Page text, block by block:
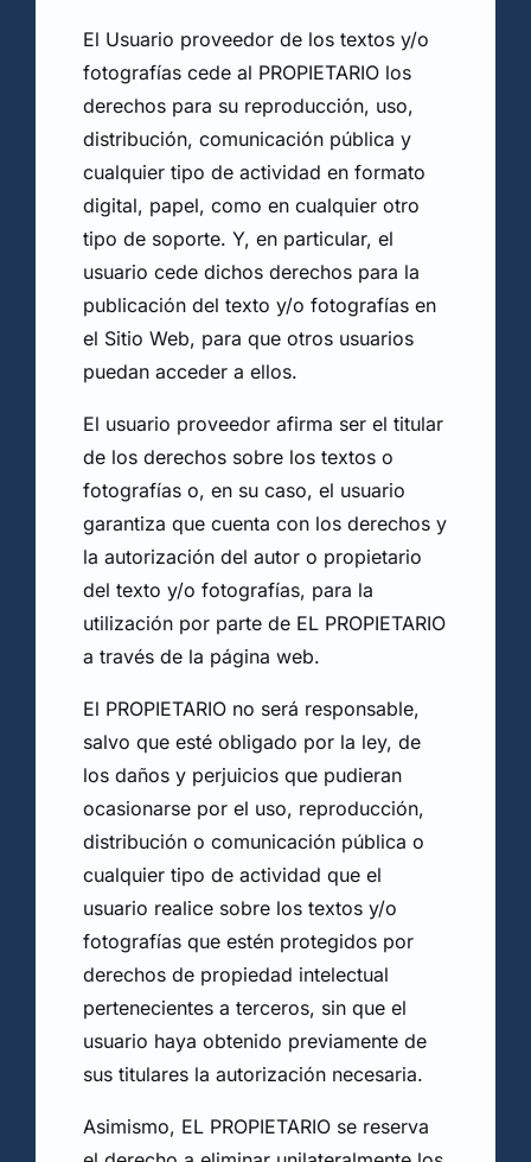
El Usuario proveedor de los textos y/o
fotografías cede al PROPIETARIO los
derechos para su reproducción, uso,
distribución, comunicación pública y
cualquier tipo de actividad en formato
digital, papel, como en cualquier otro
tipo de soporte. Y, en particular, el
usuario cede dichos derechos para la
publicación del texto y/o fotografías en
el Sitio Web, para que otros usuarios
puedan acceder a ellos.
El usuario proveedor afirma ser el titular
de los derechos sobre los textos o
fotografías o, en su caso, el usuario
garantiza que cuenta con los derechos y
la autorización del autor o propietario
del texto y/o fotografías, para la
utilización por parte de EL PROPIETARIO
a través de la página web.
El PROPIETARIO no será responsable,
salvo que esté obligado por la ley, de
los daños y perjuicios que pudieran
ocasionarse por el uso, reproducción,
distribución o comunicación pública o
cualquier tipo de actividad que el
usuario realice sobre los textos y/o
fotografías que estén protegidos por
derechos de propiedad intelectual
pertenecientes a terceros, sin que el
usuario haya obtenido previamente de
sus titulares la autorización necesaria.
Asimismo, EL PROPIETARIO se reserva